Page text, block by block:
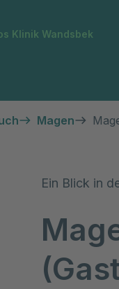
Klinik Wandsbek
Magen
Ein Blick in